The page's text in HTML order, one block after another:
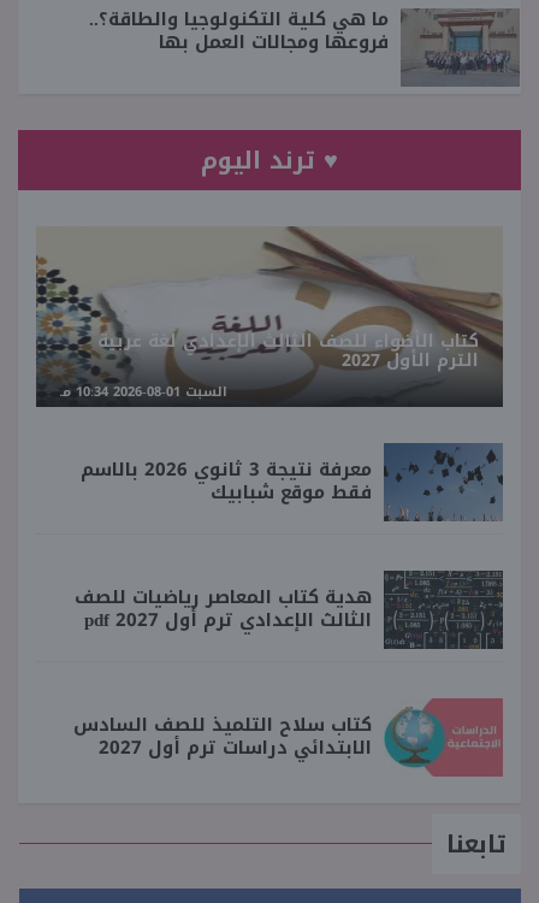
ما هي كلية التكنولوجيا والطاقة؟..
فروعها ومجالات العمل بها
♥ ترند اليوم
كتاب الأضواء للصف الثالث الإعدادي لغة عربية
الترم الأول 2027
السبت 01-08-2026 10:34 مـ
معرفة نتيجة 3 ثانوي 2026 بالاسم
فقط موقع شبابيك
هدية كتاب المعاصر رياضيات للصف
الثالث الإعدادي ترم أول 2027 pdf
كتاب سلاح التلميذ للصف السادس
الابتدائي دراسات ترم أول 2027
تابعنا